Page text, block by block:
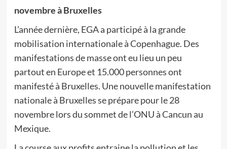
novembre à Bruxelles
L’année dernière, EGA a participé à la grande
mobilisation internationale à Copenhague. Des
manifestations de masse ont eu lieu un peu
partout en Europe et 15.000 personnes ont
manifesté à Bruxelles. Une nouvelle manifestation
nationale à Bruxelles se prépare pour le 28
novembre lors du sommet de l’ONU à Cancun au
Mexique.